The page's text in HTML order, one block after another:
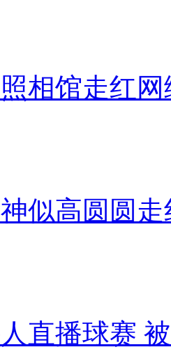
相馆走红网
似高圆圆走
直播球赛